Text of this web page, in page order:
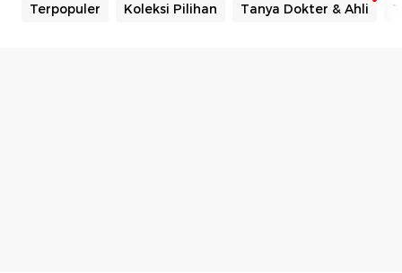
Terpopuler Koleksi Pilihan Tanya Dokter & Ahli